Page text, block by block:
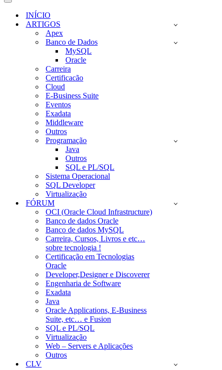
navegação
Menu
navegaçãoINÍCIO
ARTIGOS
Apex
Banco de Dados
MySQL
Oracle
Carreira
Certificacão
Cloud
E-Business Suite
Eventos
Exadata
Middleware
Outros
Programação
Java
Outros
SQL e PL/SQL
Sistema Operacional
SQL Developer
Virtualização
FÓRUM
OCI (Oracle Cloud Infrastructure)
Banco de dados Oracle
Banco de dados MySQL
Carreira, Cursos, Livros e etc…
sobre tecnologia !
Certificação em Tecnologias
Oracle
Developer,Designer e Discoverer
Engenharia de Software
Exadata
Java
Oracle Applications, E-Business
Suite, etc… e Fusion
SQL e PL/SQL
Virtualização
Web – Servers e Aplicações
Outros
CLV